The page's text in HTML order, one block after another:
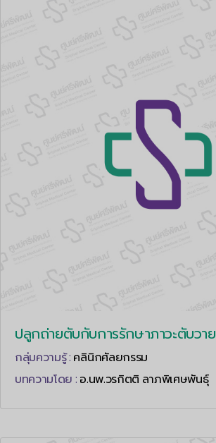
ปลูกถ่ายตับกับการรักษาภาวะตับวาย
กลุ่มความรู้ : คลินิกศัลยกรรม
บทความโดย : อ.นพ.วรกิตติ ลาภพิเศษพันธุ์